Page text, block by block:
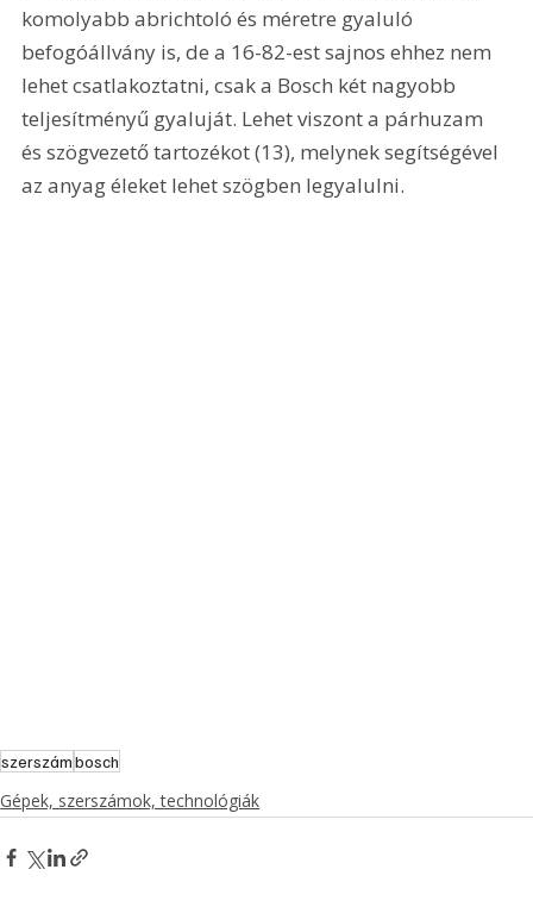
komolyabb abrichtoló és méretre gyaluló
befogóállvány is, de a 16-82-est sajnos ehhez nem
lehet csatlakoztatni, csak a Bosch két nagyobb
teljesítményű gyaluját. Lehet viszont a párhuzam
és szögvezető tartozékot (13), melynek segítségével
az anyag éleket lehet szögben legyalulni.
szerszámbosch
Gépek, szerszámok, technológiák